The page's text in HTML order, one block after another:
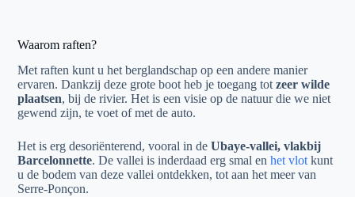
Waarom raften?
Met raften kunt u het berglandschap op een andere manier
ervaren. Dankzij deze grote boot heb je toegang totzeer wilde
plaatsen, bij de rivier. Het is een visie op de natuur die we niet
gewend zijn, te voet of met de auto.
Het is erg desoriënterend, vooral in deUbaye-vallei, vlakbij
Barcelonnette. De vallei is inderdaad erg smal en het vlotkunt
u de bodem van deze vallei ontdekken, tot aan het meer van
Serre-Ponçon.